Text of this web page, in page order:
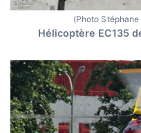
(Photo
Hélicoptère EC135